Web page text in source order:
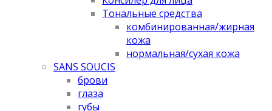
Тональные средства
комбинированная/жирная
кожа
нормальная/cухая кожа
SANS SOUCIS
брови
глаза
губы